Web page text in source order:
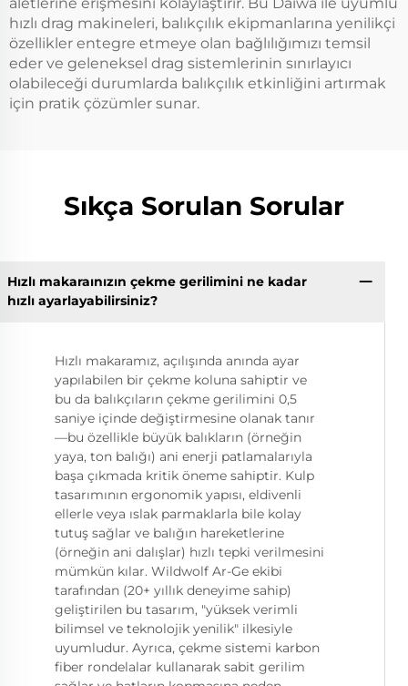
hızlı drag makineleri, balıkçılık ekipmanlarına yenilikçi
özellikler entegre etmeye olan bağlılığımızı temsil
eder ve geleneksel drag sistemlerinin sınırlayıcı
olabileceği durumlarda balıkçılık etkinliğini artırmak
için pratik çözümler sunar.
Sıkça Sorulan Sorular
Hızlı makaraınızın çekme gerilimini ne kadar
hızlı ayarlayabilirsiniz?
Hızlı makaramız, açılışında anında ayar
yapılabilen bir çekme koluna sahiptir ve
bu da balıkçıların çekme gerilimini 0,5
saniye içinde değiştirmesine olanak tanır
—bu özellikle büyük balıkların (örneğin
yaya, ton balığı) ani enerji patlamalarıyla
başa çıkmada kritik öneme sahiptir. Kulp
tasarımının ergonomik yapısı, eldivenli
ellerle veya ıslak parmaklarla bile kolay
tutuş sağlar ve balığın hareketlerine
(örneğin ani dalışlar) hızlı tepki verilmesini
mümkün kılar. Wildwolf Ar-Ge ekibi
tarafından (20+ yıllık deneyime sahip)
geliştirilen bu tasarım, "yüksek verimli
bilimsel ve teknolojik yenilik" ilkesiyle
uyumludur. Ayrıca, çekme sistemi karbon
fiber rondelalar kullanarak sabit gerilim